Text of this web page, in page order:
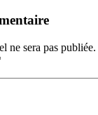
ne sera pas publiée.